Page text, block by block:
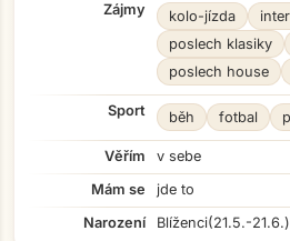
Zájmy kolo-jízda
poslech klasiky
poslech house
Sport běh fotbal
Věřím
v sebe
Mám se
jde to
Narození
Blíženci(21.5.-21.6.)